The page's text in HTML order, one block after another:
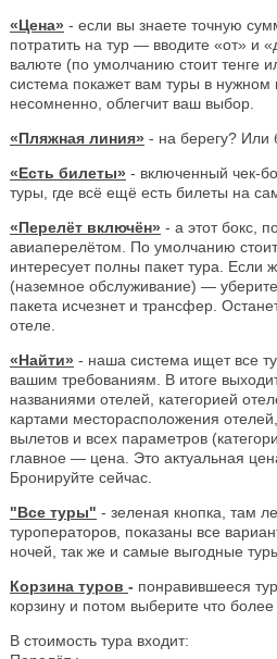
«Цена» - если вы знаете точную
потратить на тур — вводите «от» и
валюте (по умолчанию стоит тенге
система покажет вам туры в нужном
несомненно, облегчит ваш выбор.
«Пляжная линия» - на берегу? Или
«Есть билеты» - включенный чек-
туры, где всё ещё есть билеты на
«Перелёт включён» - а этот бокс,
авиаперелётом. По умолчанию
интересует полны пакет тура. Если
(наземное обслуживание) —
пакета исчезнет и трансфер.
отеле.
«Найти» - наша система ищет все
вашим требованиям. В итоге
названиями отелей, категорией
картами месторасположения
вылетов и всех параметров
главное — цена. Это актуальная
Бронируйте сейчас.
"Все туры" - зеленая кнопка, там
туроператоров, показаны все
ночей, так же и самые выгодные
Корзина туров - понравившееся
корзину и потом выберите что
В стоимость тура входит: